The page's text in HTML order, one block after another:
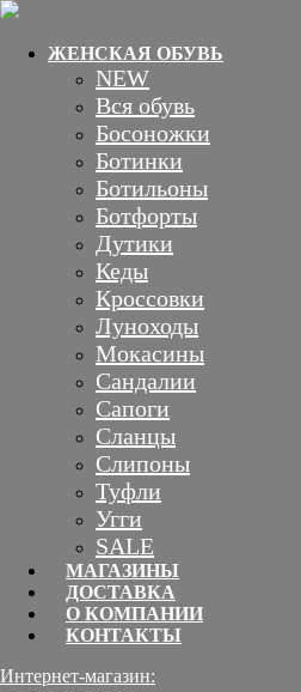
ЖЕНСКАЯ ОБУВЬ
NEW
Вся обувь
Босоножки
Ботинки
Ботильоны
Ботфорты
Дутики
Кеды
Кроссовки
Луноходы
Мокасины
Сандалии
Сапоги
Сланцы
Слипоны
Туфли
Угги
SALE
МАГАЗИНЫ
ДОСТАВКА
О КОМПАНИИ
КОНТАКТЫ
Интернет-магазин: